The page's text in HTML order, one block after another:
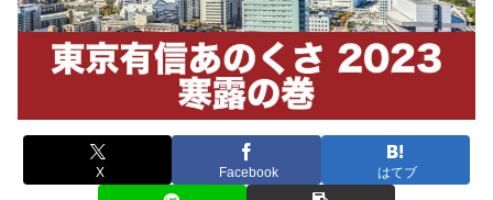
X Facebook はてブ